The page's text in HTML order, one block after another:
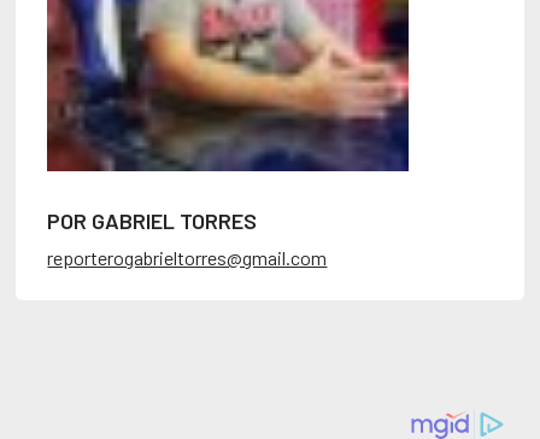
POR GABRIEL TORRES
reporterogabrieltorres@gmail.com